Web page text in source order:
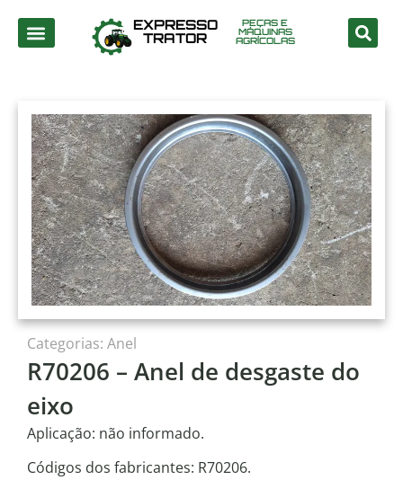
EXPRESSO
TRATOR
PEÇAS E
MÁQUINAS
AGRÍCOLAS
Categorias: Anel
R70206 – Anel de desgaste do
eixo
Aplicação: não informado.
Códigos dos fabricantes: R70206.